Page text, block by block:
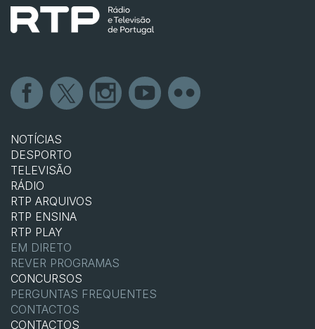
NOTÍCIAS
DESPORTO
TELEVISÃO
RÁDIO
RTP ARQUIVOS
RTP ENSINA
RTP PLAY
EM DIRETO
REVER PROGRAMAS
CONCURSOS
PERGUNTAS FREQUENTES
CONTACTOS
CONTACTOS